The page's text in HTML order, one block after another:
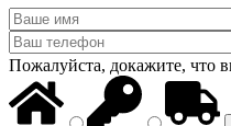
Пожалуйста, докажите, что